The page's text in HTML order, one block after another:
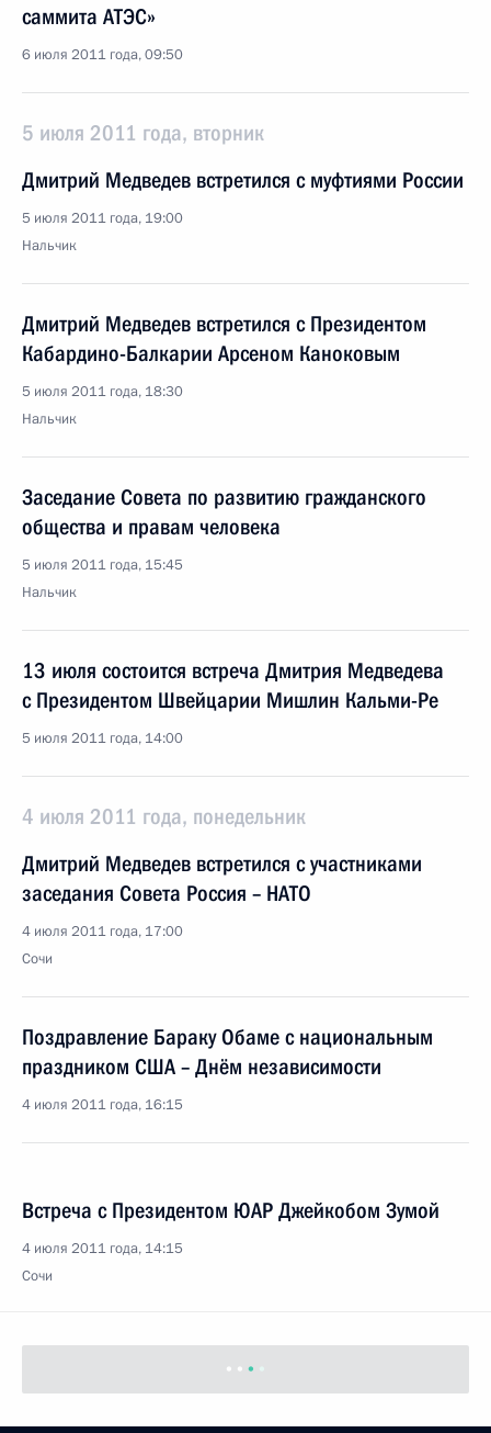
саммита АТЭС»
6 июля 2011 года, 09:50
5 июля 2011 года, вторник
Дмитрий Медведев встретился с муфтиями России
5 июля 2011 года, 19:00
Нальчик
Дмитрий Медведев встретился с Президентом
Кабардино-Балкарии Арсеном Каноковым
5 июля 2011 года, 18:30
Нальчик
Заседание Совета по развитию гражданского
общества и правам человека
5 июля 2011 года, 15:45
Нальчик
13 июля состоится встреча Дмитрия Медведева
с Президентом Швейцарии Мишлин Кальми-Ре
5 июля 2011 года, 14:00
4 июля 2011 года, понедельник
Дмитрий Медведев встретился с участниками
заседания Совета Россия – НАТО
4 июля 2011 года, 17:00
Сочи
Поздравление Бараку Обаме с национальным
праздником США – Днём независимости
4 июля 2011 года, 16:15
Встреча с Президентом ЮАР Джейкобом Зумой
4 июля 2011 года, 14:15
Сочи